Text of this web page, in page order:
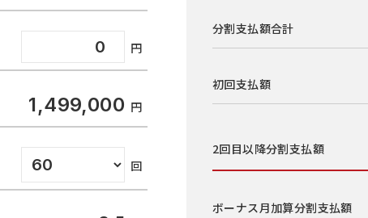
1,499,000
分割支払額合計
初回支払額
2回目以降分割支払額
ボーナス月加算分割支払額